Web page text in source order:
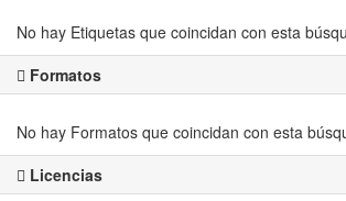
No hay Etiquetas que coincidan con esta
Formatos
No hay Formatos que coincidan con esta
Licencias